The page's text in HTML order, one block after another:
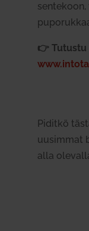
👉 Tutustu
Piditkö
uusimmat
alla